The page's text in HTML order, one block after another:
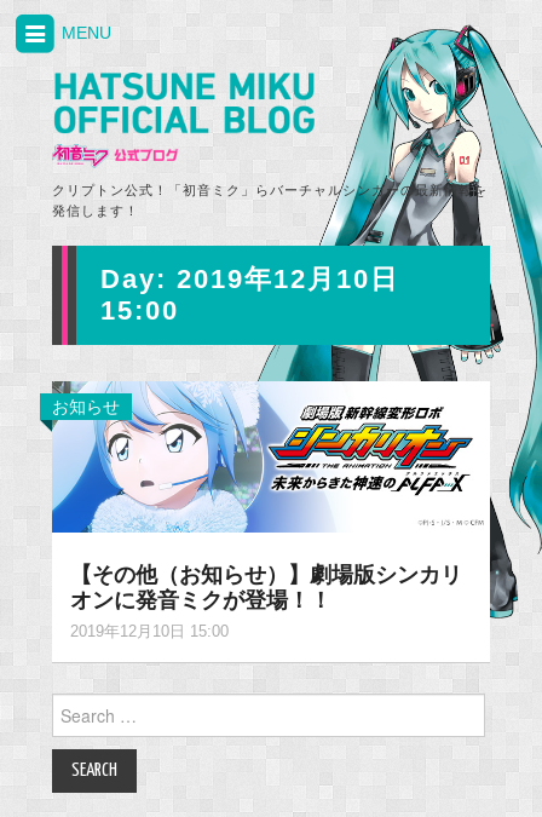
クリプトン公式！「初音ミク」らバーチャルシンガーの最新情報を
発信します！
MENU
Day: 2019年12月10日
15:00
お知らせ
【その他（お知らせ）】劇場版シンカリ
オンに発音ミクが登場！！
2019年12月10日 15:00
for: